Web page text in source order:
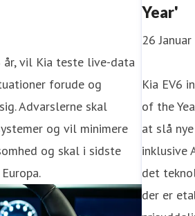
vil Kia teste live-data
forude og
Advarslerne skal
og vil minimere
og skal i sidste
Year'
26
Kia EV6
of the
at slå
inklusive
det
der er